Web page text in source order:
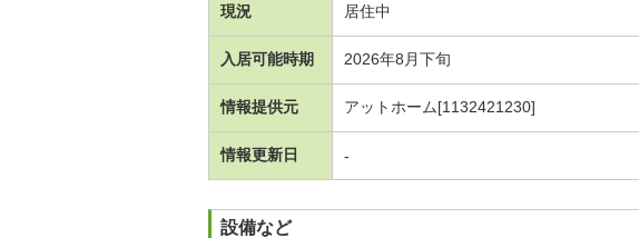
現況 居住中
入居可能時期 2026年8月下旬
情報提供元 アットホーム[1132421230]
情報更新日 -
設備など